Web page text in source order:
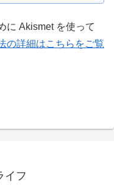
に Akismet を使って
の詳細はこちらをご覧
イフ